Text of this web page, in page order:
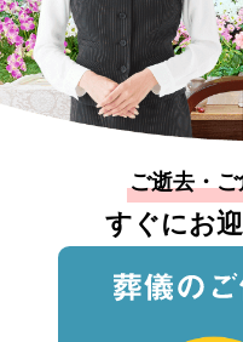
ご逝去・
すぐにお